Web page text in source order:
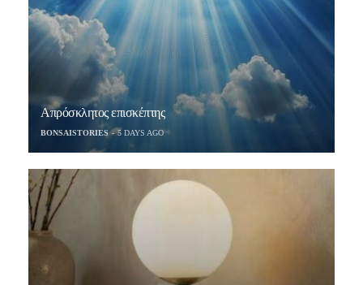
Απρόσκλητος επισκέπτης
BONSAISTORIES 5 DAYS AGO